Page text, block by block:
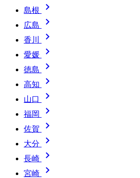
島根 
広島 
香川 
愛媛 
徳島 
高知 
山口 
福岡 
佐賀 
大分 
長崎 
宮崎 